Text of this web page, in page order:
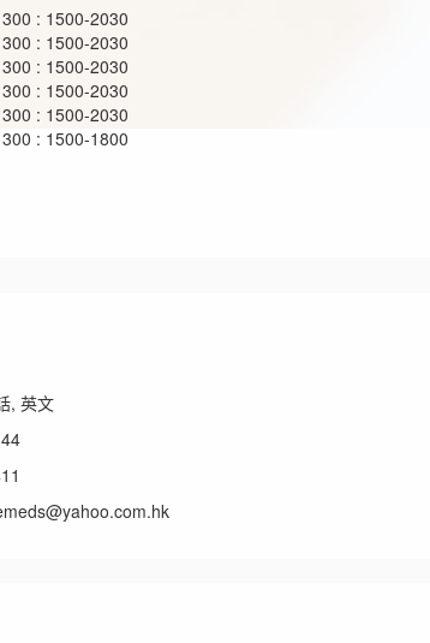
: 1500-2030
: 1500-2030
: 1500-2030
: 1500-2030
: 1500-2030
: 1500-1800
, 英文